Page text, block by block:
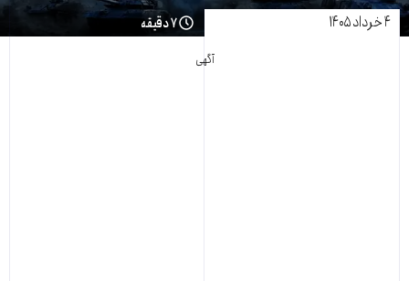
۴ خرداد ۱۴۰۵ ۷ دقیقه
آگهی